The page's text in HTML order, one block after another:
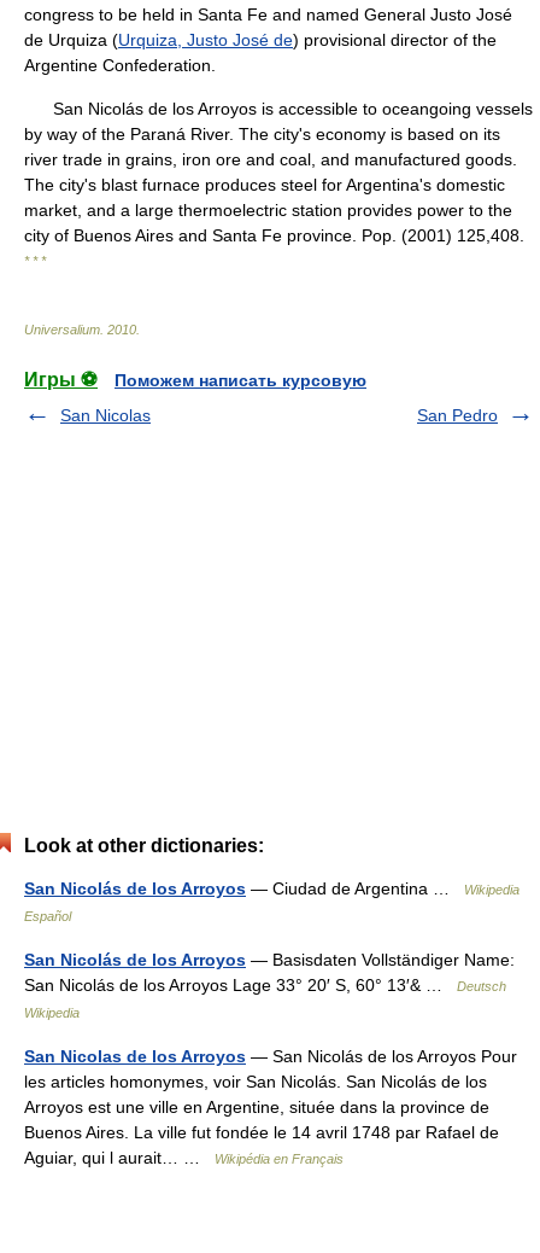
congress to be held in Santa Fe and named General Justo José
de Urquiza (Urquiza, Justo José de) provisional director of the
Argentine Confederation.
San Nicolás de los Arroyos is accessible to oceangoing vessels
by way of the Paraná River. The city's economy is based on its
river trade in grains, iron ore and coal, and manufactured goods.
The city's blast furnace produces steel for Argentina's domestic
market, and a large thermoelectric station provides power to the
city of Buenos Aires and Santa Fe province. Pop. (2001) 125,408.
* * *
Universalium 2010
Игры ⚽
Поможем написать курсовую
San Nicolas
San Pedro
Look at other dictionaries:
San Nicolás de los Arroyos — Ciudad de Argentina …
Wikipedia
Español
San Nicolás de los Arroyos — Basisdaten Vollständiger Name:
San Nicolás de los Arroyos Lage 33° 20′ S, 60° 13′& …
Deutsch
Wikipedia
San Nicolas de los Arroyos — San Nicolás de los Arroyos Pour
les articles homonymes, voir San Nicolás. San Nicolás de los
Arroyos est une ville en Argentine, située dans la province de
Buenos Aires. La ville fut fondée le 14 avril 1748 par Rafael de
Aguiar, qui l aurait… …
Wikipédia en Français